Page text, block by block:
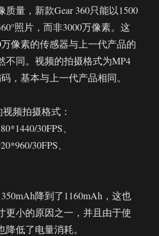
量，新款Gear 360只能以1500
照片，而非3000万像素。这
像素的传感器与上一代产品的
不同。视频的拍摄格式为MP4
，基本与上一代产品相同。
频拍摄格式：
30FPS、
30FPS、
降到了1160mAh，这也
更小的原因之一，并且由于使
低了电量消耗。